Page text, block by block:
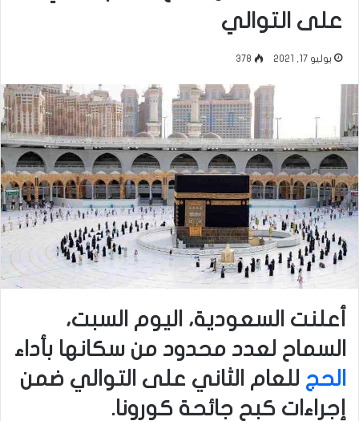
على التوالي
يوليو 17, 2021 378
أعلنت السعودية، اليوم السبت،
السماح لعدد محدود من سكانها بأداء
الحج للعام الثاني على التوالي ضمن
إجراءات كبح جائحة كورونا.